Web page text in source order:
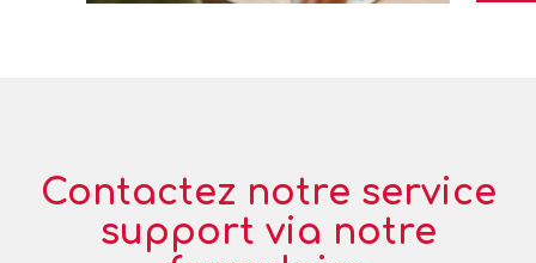
Contactez notre service
support via notre